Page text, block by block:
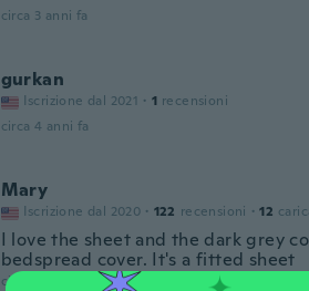
circa 3 anni fa
gurkan
Iscrizione dal 2021 · 1 recensioni
circa 4 anni fa
Mary
Iscrizione dal 2020 · 122 recensioni · 12
I love the sheet and the dark grey
bedspread cover. It's a fitted sheet
circa 4 anni fa